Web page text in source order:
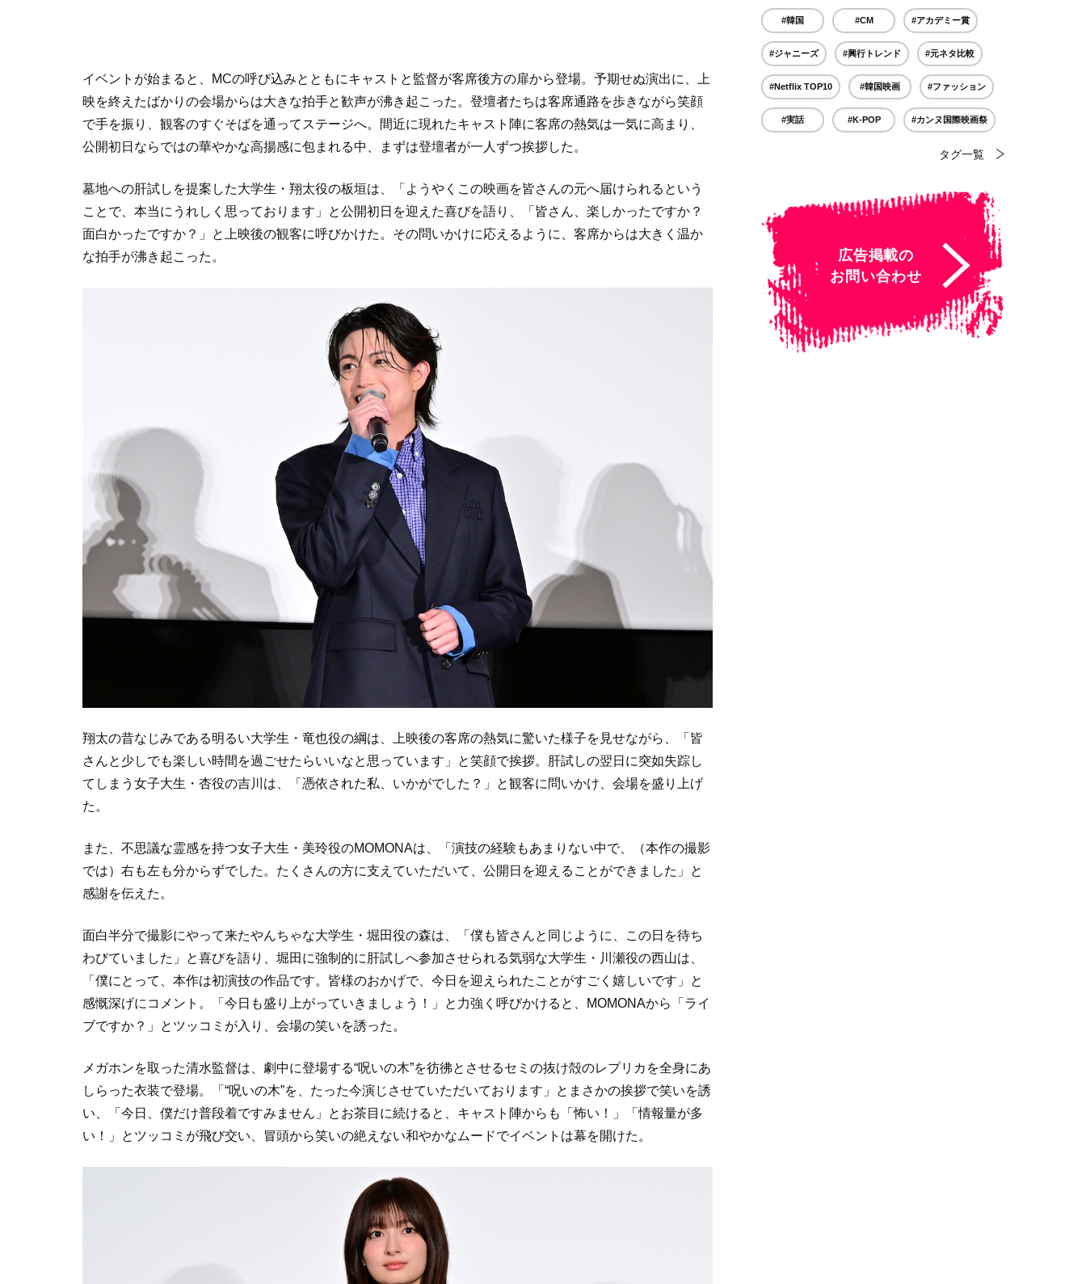
イベントが始まると、MCの呼び込みとともにキャストと監督が客席後方の扉から登場。予期せぬ演出に、上
映を終えたばかりの会場からは大きな拍手と歓声が沸き起こった。登壇者たちは客席通路を歩きながら笑顔
で手を振り、観客のすぐそばを通ってステージへ。間近に現れたキャスト陣に客席の熱気は一気に高まり、
公開初日ならではの華やかな高揚感に包まれる中、まずは登壇者が一人ずつ挨拶した。
墓地への肝試しを提案した大学生・翔太役の板垣は、「ようやくこの映画を皆さんの元へ届けられるという
ことで、本当にうれしく思っております」と公開初日を迎えた喜びを語り、「皆さん、楽しかったですか？
面白かったですか？」と上映後の観客に呼びかけた。その問いかけに応えるように、客席からは大きく温か
な拍手が沸き起こった。
翔太の昔なじみである明るい大学生・竜也役の綱は、上映後の客席の熱気に驚いた様子を見せながら、「皆
さんと少しでも楽しい時間を過ごせたらいいなと思っています」と笑顔で挨拶。肝試しの翌日に突如失踪し
てしまう女子大生・杏役の吉川は、「憑依された私、いかがでした？」と観客に問いかけ、会場を盛り上げ
た。
また、不思議な霊感を持つ女子大生・美玲役のMOMONAは、「演技の経験もあまりない中で、（本作の撮影
では）右も左も分からずでした。たくさんの方に支えていただいて、公開日を迎えることができました」と
感謝を伝えた。
面白半分で撮影にやって来たやんちゃな大学生・堀田役の森は、「僕も皆さんと同じように、この日を待ち
わびていました」と喜びを語り、堀田に強制的に肝試しへ参加させられる気弱な大学生・川瀬役の西山は、
「僕にとって、本作は初演技の作品です。皆様のおかげで、今日を迎えられたことがすごく嬉しいです」と
感慨深げにコメント。「今日も盛り上がっていきましょう！」と力強く呼びかけると、MOMONAから「ライ
ブですか？」とツッコミが入り、会場の笑いを誘った。
メガホンを取った清水監督は、劇中に登場する“呪いの木”を彷彿とさせるセミの抜け殻のレプリカを全身にあ
しらった衣装で登場。「“呪いの木”を、たった今演じさせていただいております」とまさかの挨拶で笑いを誘
い、「今日、僕だけ普段着ですみません」とお茶目に続けると、キャスト陣からも「怖い！」「情報量が多
い！」とツッコミが飛び交い、冒頭から笑いの絶えない和やかなムードでイベントは幕を開けた。
#韓国 #CM #アカデミー賞
#ジャニーズ #興行トレンド #元ネタ比較
#Netflix TOP10 #韓国映画 #ファッション
#実話 #K-POP #カンヌ国際映画祭
タグ一覧
広告掲載の
お問い合わせ